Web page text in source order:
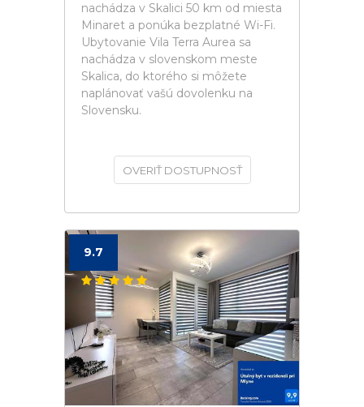
nachádza v Skalici 50 km od miesta
Minaret a ponúka bezplatné Wi-Fi.
Ubytovanie Vila Terra Aurea sa
nachádza v slovenskom meste
Skalica, do ktorého si môžete
naplánovať vašú dovolenku na
Slovensku.
OVERIŤ DOSTUPNOSŤ
9.7